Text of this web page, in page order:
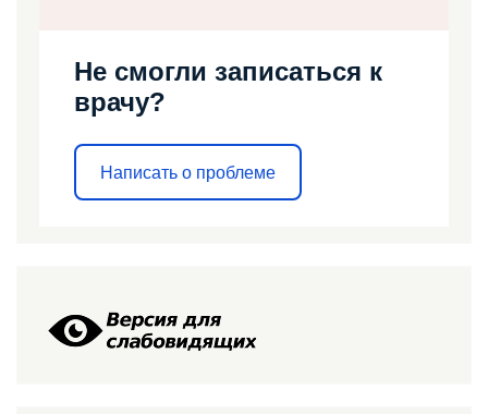
Не смогли записаться к
врачу?
Написать о проблеме